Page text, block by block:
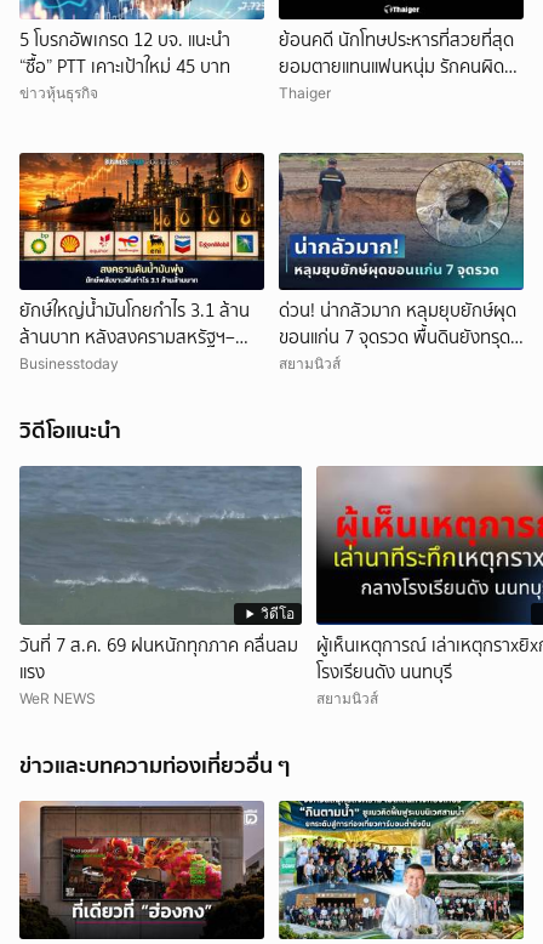
5 โบรกอัพเกรด 12 บจ. แนะนำ
“ซื้อ” PTT เคาะเป้าใหม่ 45 บาท
ข่าวหุ้นธุรกิจ
ย้อนคดี นักโทษประหารที่สวยที่สุด
ยอมตายแทนแฟนหนุ่ม รักคนผิด
ชีวิตดิ่งเหว
Thaiger
ยักษ์ใหญ่น้ำมันโกยกำไร 3.1 ล้าน
ล้านบาท หลังสงครามสหรัฐฯ–
อิหร่านดันราคาพลังงานพุ่ง
Businesstoday
ด่วน! น่ากลัวมาก หลุมยุบยักษ์ผุด
ขอนแก่น 7 จุดรวด พื้นดินยังทรุด
ไม่หยุด ชาวบ้านผวาหนัก
สยามนิวส์
วิดีโอแนะนำ
วิดีโอ
วันที่ 7 ส.ค. 69 ฝนหนักทุกภาค คลื่นลม
แรง
WeR NEWS
ผู้เห็นเหตุการณ์ เล่าเหตุกราxยิ
โรงเรียนดัง นนทบุรี
สยามนิวส์
ข่าวและบทความท่องเที่ยวอื่น ๆ